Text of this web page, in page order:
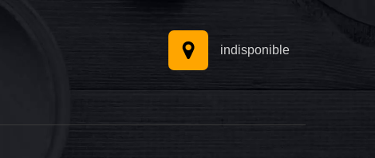
indisponible